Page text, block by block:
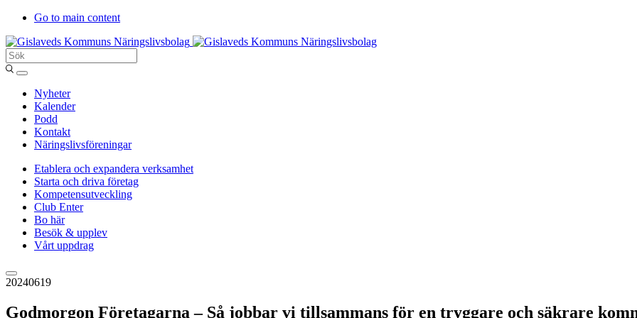
Go to main content
Sök
Entergislaved
Nyheter
Kalender
Podd
Kontakt
Näringslivsföreningar
Etablera och expandera verksamhet
Starta och driva företag
Kompetensutveckling
Club Enter
Bo här
Besök & upplev
Vårt uppdrag
20240619
Godmorgon Företagarna – Så jobbar vi tillsammans för en tryggare och säkrare